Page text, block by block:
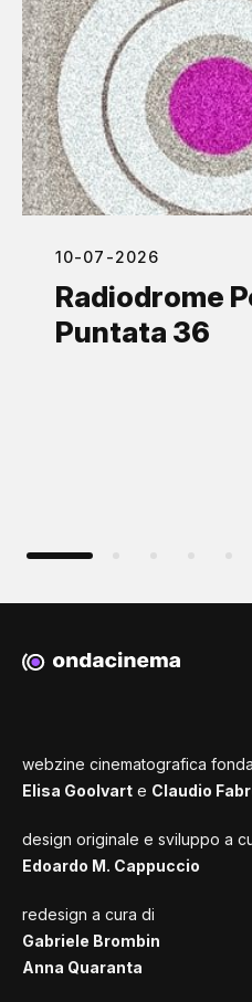
10-07-2026
Radiodrome
Puntata 36
webzine cinematografica
Elisa Goolvart e Claudio
design originale e sviluppo a
Edoardo M. Cappuccio
redesign a cura di
Gabriele Brombin
Anna Quaranta